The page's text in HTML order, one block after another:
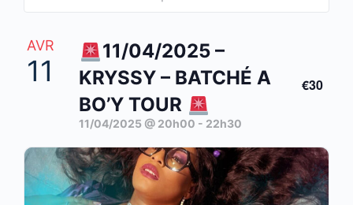
AVR
11
11/04/2025 –
KRYSSY – BATCHÉ A
BO’Y TOUR
11/04/2025 @ 20h00 - 22h30
€30